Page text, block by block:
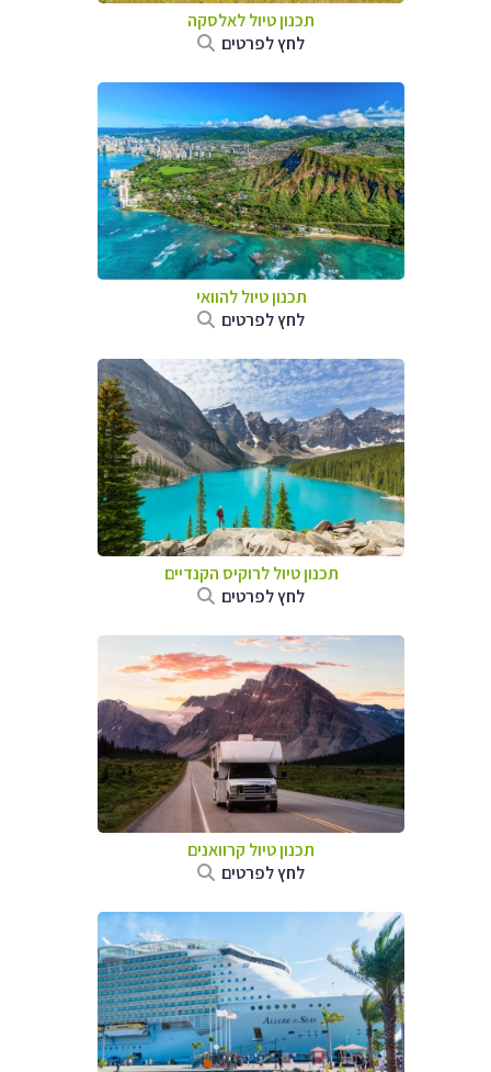
תכנון טיול לאלסקה
לחץ לפרטים
תכנון טיול להוואי
לחץ לפרטים
תכנון טיול לרוקיס הקנדיים
לחץ לפרטים
תכנון טיול קרוואנים
לחץ לפרטים